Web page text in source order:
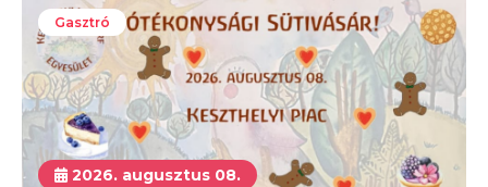
Gasztró
2026. augusztus 08.